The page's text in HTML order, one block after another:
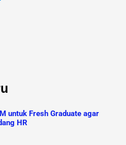
untuk Fresh Graduate agar
HR